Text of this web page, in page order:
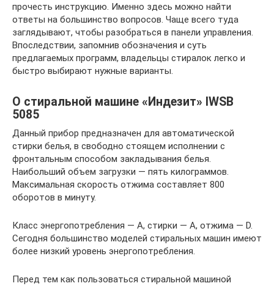
прочесть инструкцию. Именно здесь можно найти
ответы на большинство вопросов. Чаще всего туда
заглядывают, чтобы разобраться в панели управления.
Впоследствии, запомнив обозначения и суть
предлагаемых программ, владельцы стиралок легко и
быстро выбирают нужные варианты.
О стиральной машине «Индезит» IWSB
5085
Данный прибор предназначен для автоматической
стирки белья, в свободно стоящем исполнении с
фронтальным способом закладывания белья.
Наибольший объем загрузки — пять килограммов.
Максимальная скорость отжима составляет 800
оборотов в минуту.
Класс энергопотребления — А, стирки — А, отжима — D.
Сегодня большинство моделей стиральных машин имеют
более низкий уровень энергопотребления.
Перед тем как пользоваться стиральной машиной